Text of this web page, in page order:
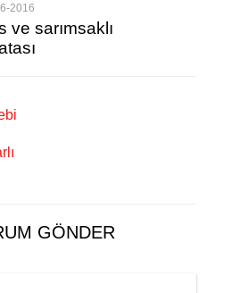
2016
ve sarımsaklı
GÖNDER